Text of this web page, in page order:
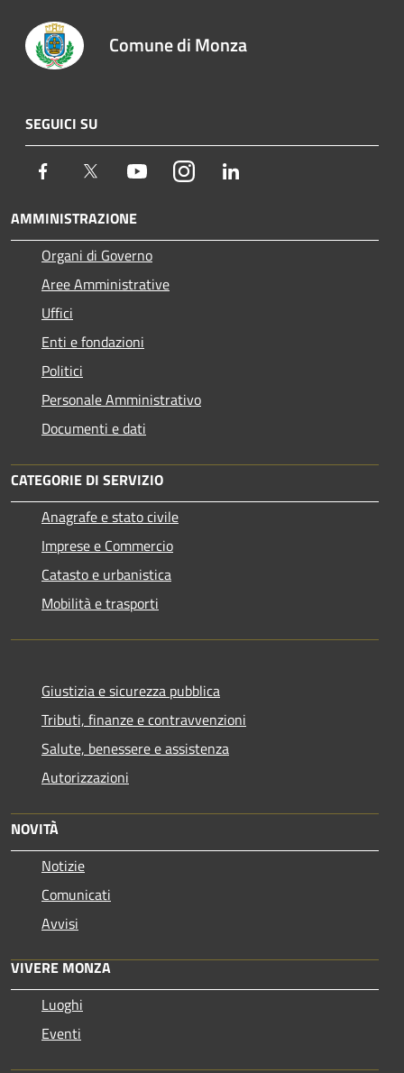
Comune di Monza
SEGUICI SU
Facebook Twitter YoutubeInstagram
AMMINISTRAZIONE
Organi di Governo
Aree Amministrative
Uffici
Enti e fondazioni
Politici
Personale Amministrativo
Documenti e dati
CATEGORIE DI SERVIZIO
Anagrafe e stato civile
Imprese e Commercio
Catasto e urbanistica
Mobilità e trasporti
Giustizia e sicurezza pubblica
Tributi, finanze e contravvenzioni
Salute, benessere e assistenza
Autorizzazioni
NOVITÀ
Notizie
Comunicati
Avvisi
VIVERE MONZA
Luoghi
Eventi